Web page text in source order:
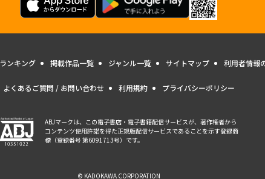
ランキング 掲載作品一覧 ジャンル一覧 サイトマップ 利用者情報
よくあるご質問 / お問い合わせ 利用規約 プライバシーポリシー
ABJマークは、この電子書店・電子書籍配信サービスが、著作権者から
コンテンツ使用許諾を得た正規版配信サービスであることを示す登録商
標（登録番号 第6091713号）です。
© KADOKAWA CORPORATION